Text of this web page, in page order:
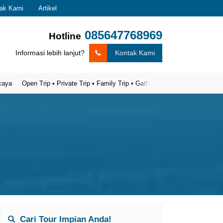
Kami Artikel
Hotline 085647768969
Informasi lebih lanjut? Kontak Kami
Trip • Private Trip • Family Trip • Gathering
Cari Tour Impian Anda!